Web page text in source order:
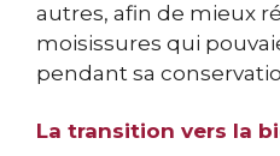
autres, afin de mieux
moisissures qui
pendant sa
La transition vers la